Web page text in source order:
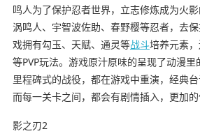
鸣人为了保护忍者世界，立志修炼成为火
涡鸣人、宇智波佐助、春野樱等忍者，去
戏拥有勾玉、天赋、通灵等战斗培养元素
等PVP玩法。游戏原汁原味的呈现了动漫里
里程碑式的战役，都在游戏中重演，经典台
而每一关卡之间，都会有剧情插入，更加的
影之刃2